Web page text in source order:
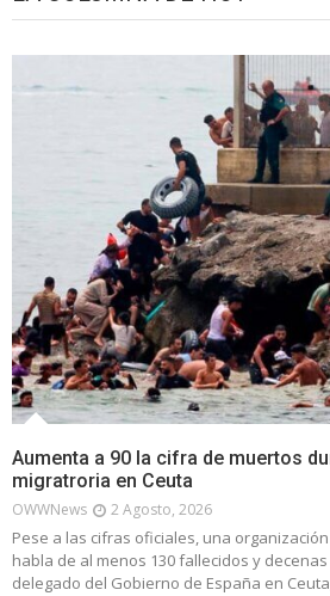
Aumenta a 90 la cifra de muertos
migratroria en Ceuta
OWWNews 2 Agosto, 2026
Pese a las cifras oficiales, una
habla de al menos 130 fallecidos y
delegado del Gobierno de España en